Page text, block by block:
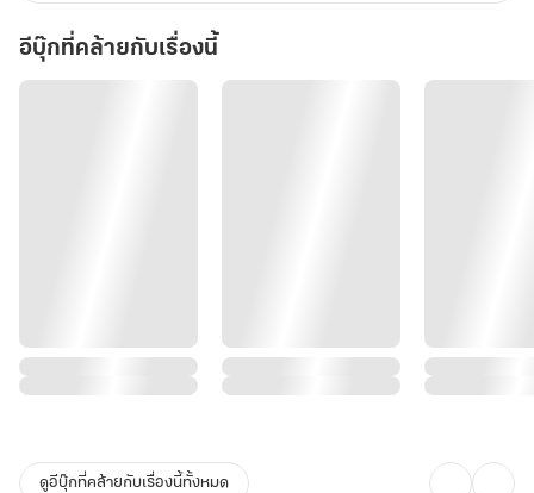
อีบุ๊กที่คล้ายกับเรื่องนี้
ดูอีบุ๊กที่คล้ายกับเรื่องนี้ทั้งหมด